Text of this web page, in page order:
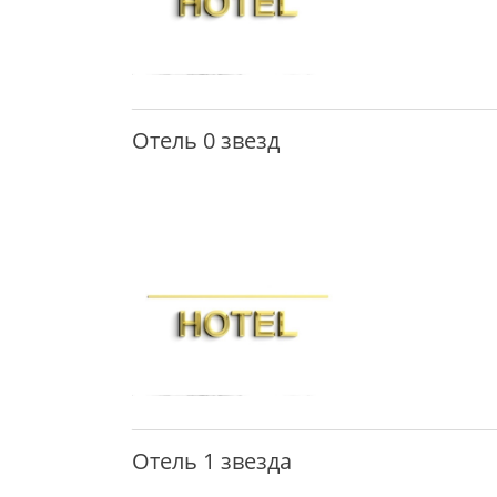
Отель 0 звезд
Отель 1 звезда